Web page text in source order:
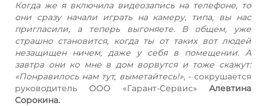
Когда же я включила видеозапись на телефоне, то
они сразу начали играть на камеру, типа, вы нас
пригласили, а теперь выгоняете. В общем, уже
страшно становится, когда ты от таких вот людей
незащищен ничем, даже у себя в помещении. А
завтра они ко мне в дом ворвутся и тоже скажут:
«Понравилось нам тут, выметайтесь!», - сокрушается
руководитель ООО «Гарант-Сервис» Алевтина
Сорокина.